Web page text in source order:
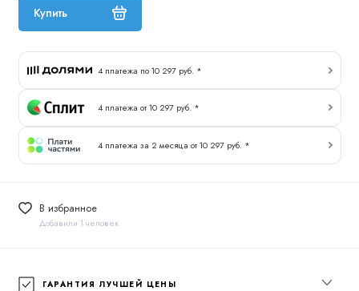
Купить
4 платежа по 10 297 руб. *
4 платежа от 10 297 руб. *
4 платежа за 2 месяца от 10 297 руб. *
В избранное
Добавили 1 человек
ГАРАНТИЯ ЛУЧШЕЙ ЦЕНЫ